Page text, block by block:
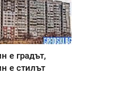
е градът,
е стилът